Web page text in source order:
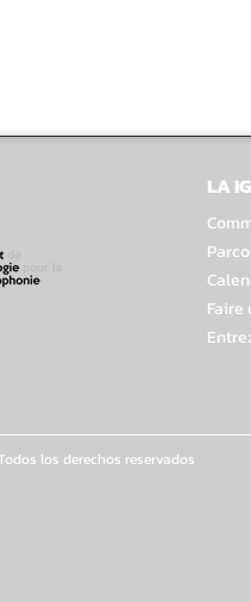
LA
Faire
los derechos reservados